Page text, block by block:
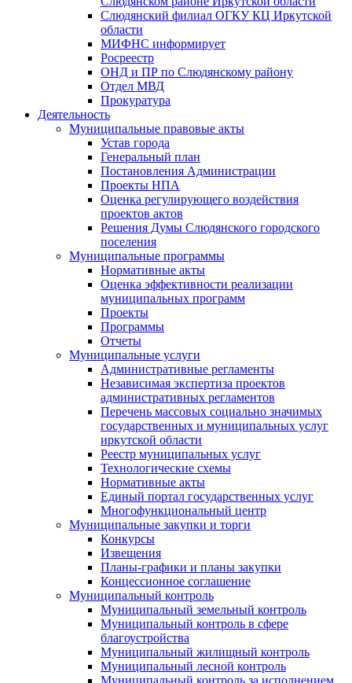
Слюдянский филиал ОГКУ КЦ Иркутской
области
МИФНС информирует
Росреестр
ОНД и ПР по Слюдянскому району
Отдел МВД
Прокуратура
Деятельность
Муниципальные правовые акты
Устав города
Генеральный план
Постановления Администрации
Проекты НПА
Оценка регулирующего воздействия
проектов актов
Решения Думы Слюдянского городского
поселения
Муниципальные программы
Нормативные акты
Оценка эффективности реализации
муниципальных программ
Проекты
Программы
Отчеты
Муниципальные услуги
Административные регламенты
Независимая экспертиза проектов
административных регламентов
Перечень массовых социально значимых
государственных и муниципальных услуг
иркутской области
Реестр муниципальных услуг
Технологические схемы
Нормативные акты
Единый портал государственных услуг
Многофункциональный центр
Муниципальные закупки и торги
Конкурсы
Извещения
Планы-графики и планы закупки
Концессионное соглашение
Муниципальный контроль
Муниципальный земельный контроль
Муниципальный контроль в сфере
благоустройства
Муниципальный жилищный контроль
Муниципальный лесной контроль